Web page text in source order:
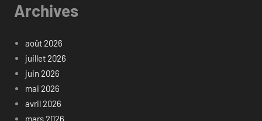
Archives
août 2026
juillet 2026
juin 2026
mai 2026
avril 2026
mars 2026